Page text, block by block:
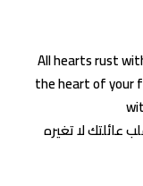
All hearts rust
the heart of your
عائلتك لا تغيره